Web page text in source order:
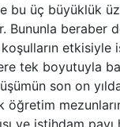
üç büyüklük
Bununla beraber
etkisiyle
tek boyutuyla
son on